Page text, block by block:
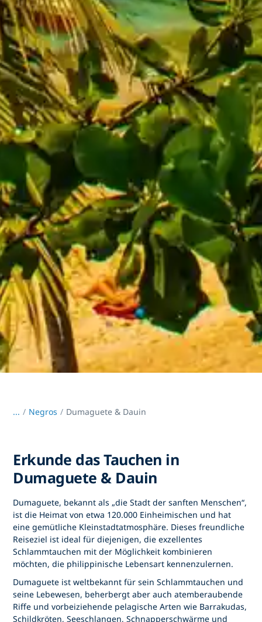
... / Negros Dumaguete & Dauin
Erkunde das Tauchen in
Dumaguete & Dauin
Dumaguete, bekannt als „die Stadt der sanften Menschen“,
ist die Heimat von etwa 120.000 Einheimischen und hat
eine gemütliche Kleinstadtatmosphäre. Dieses freundliche
Reiseziel ist ideal für diejenigen, die exzellentes
Schlammtauchen mit der Möglichkeit kombinieren
möchten, die philippinische Lebensart kennenzulernen.
Dumaguete ist weltbekannt für sein Schlammtauchen und
seine Lebewesen, beherbergt aber auch atemberaubende
Riffe und vorbeiziehende pelagische Arten wie Barrakudas,
Schildkröten, Seeschlangen, Schnapperschwärme und